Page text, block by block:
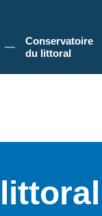
du littoral, vous
Conservatoire
du littoral